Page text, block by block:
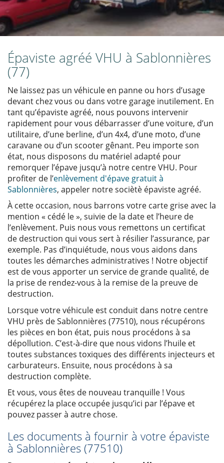
Épaviste agréé VHU à Sablonnières
(77)
Ne laissez pas un véhicule en panne ou hors d’usage
devant chez vous ou dans votre garage inutilement. En
tant qu’épaviste agréé, nous pouvons intervenir
rapidement pour vous débarrasser d’une voiture, d’un
utilitaire, d’une berline, d’un 4x4, d’une moto, d’une
caravane ou d’un scooter gênant. Peu importe son
état, nous disposons du matériel adapté pour
remorquer l’épave jusqu’à notre centre VHU. Pour
profiter de l’enlèvement d'épave gratuit à
Sablonnières, appeler notre sociètè épaviste agréé.
À cette occasion, nous barrons votre carte grise avec la
mention « cédé le », suivie de la date et l’heure de
l’enlèvement. Puis nous vous remettons un certificat
de destruction qui vous sert à résilier l’assurance, par
exemple. Pas d’inquiétude, nous vous aidons dans
toutes les démarches administratives ! Notre objectif
est de vous apporter un service de grande qualité, de
la prise de rendez-vous à la remise de la preuve de
destruction.
Lorsque votre véhicule est conduit dans notre centre
VHU près de Sablonnières (77510), nous récupérons
les pièces en bon état, puis nous procédons à sa
dépollution. C’est-à-dire que nous vidons l’huile et
toutes substances toxiques des différents injecteurs et
carburateurs. Ensuite, nous procédons à sa
destruction complète.
Et vous, vous êtes de nouveau tranquille ! Vous
récupérez la place occupée jusqu’ici par l’épave et
pouvez passer à autre chose.
Les documents à fournir à votre épaviste
à Sablonnières (77510)